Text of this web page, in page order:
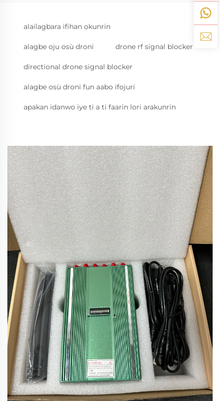
alailagbara ifihan ọkunrin
alagbe oju osù droni drone rf signal blocker
directional drone signal blocker
alagbe osù droni fun aabo ifojuri
apakan idanwo iye ti a ti faarin lori arakunrin